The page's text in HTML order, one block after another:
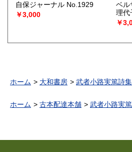
自保ジャーナル No.1929
￥3,000
ベ
理代
￥
ホーム 大和書房 武者小路実篤詩集
ホーム 古本配達本舗 武者小路実